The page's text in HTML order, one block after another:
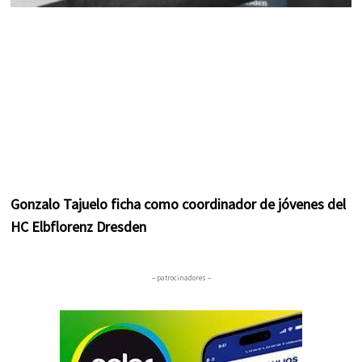
Gonzalo Tajuelo ficha como coordinador de jóvenes del
HC Elbflorenz Dresden
– patrocinadores –